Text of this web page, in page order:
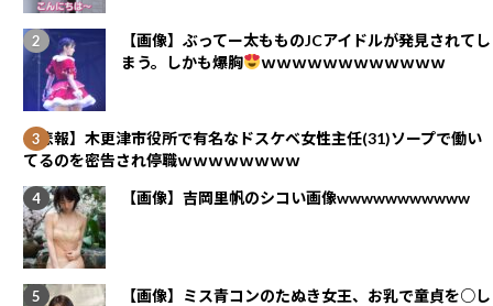
【画像】ぶってー太もものJCアイドルが発見されてし
まう。しかも爆胸
ｗｗｗｗｗｗｗｗｗｗｗｗ
【悲報】木更津市役所で有名なドスケベ女性主任(31)ソープで働い
てるのを密告され停職ｗｗｗｗｗｗｗｗ
【画像】吉岡里帆のシコい画像wwwwwwwwwww
【画像】ミス青コンのたぬき女王、お乳で童貞を○し